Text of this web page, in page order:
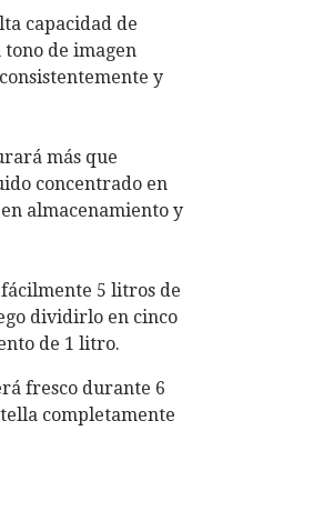
capacidad de
de imagen
y
más que
concentrado en
almacenamiento y
5 litros de
dividirlo en cinco
de 1 litro.
fresco durante 6
completamente